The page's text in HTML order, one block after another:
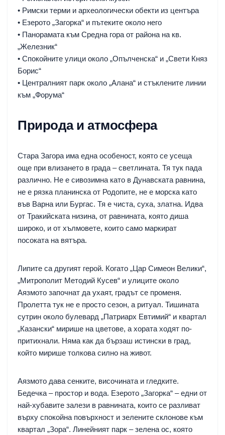
• Римски терми и археологически обекти из центъра
• Езерото „Загорка“ и пътеките около него
• Панорамата към Средна гора от района на кв.
„Железник“
• Спокойните улици около „Опълченска“ и „Свети Княз
Борис“
• Централният парк около „Алана“ и стъклените линии
към „Форума“
Природа и атмосфера
Стара Загора има една особеност, която се усеща
още при влизането в града – светлината. Тя тук пада
различно. Не е сивозимна като в Дунавската равнина,
не е рязка планинска от Родопите, не е морска като
във Варна или Бургас. Тя е чиста, суха, златна. Идва
от Тракийската низина, от равнината, която диша
широко, и от хълмовете, които само маркират
посоката на вятъра.
Липите са другият герой. Когато „Цар Симеон Велики“,
„Митрополит Методий Кусев“ и улиците около
Аязмото започнат да ухаят, градът се променя.
Пролетта тук не е просто сезон, а ритуал. Тишината
сутрин около булевард „Патриарх Евтимий“ и квартал
„Казански“ мирише на цветове, а хората ходят по-
притихнали. Няма как да бързаш истински в град,
който мирише толкова силно на живот.
Аязмото дава сенките, височината и гледките.
Бедечка – простор и вода. Езерото „Загорка“ – едни от
най-хубавите залези в равнината, които се разливат
върху спокойна повърхност и зелените склонове към
квартал „Зора“. Линейният парк – зелена ос, която